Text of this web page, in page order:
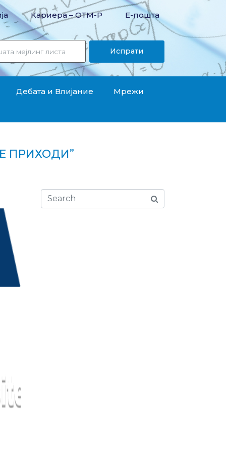
Кариера – OТМ-Р Е-пошта
Испрати
Дебата и Влијание Мрежи
ПРИХОДИ”